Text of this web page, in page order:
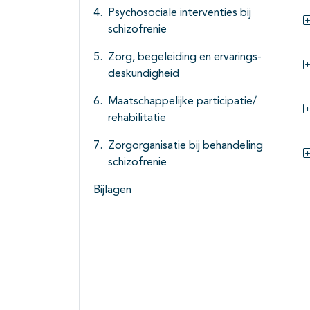
Psychosociale interventies bij
schizofrenie
Zorg, begeleiding en ervarings-
deskundigheid
Maatschappelijke participatie/
rehabilitatie
Zorgorganisatie bij behandeling
schizofrenie
Bijlagen